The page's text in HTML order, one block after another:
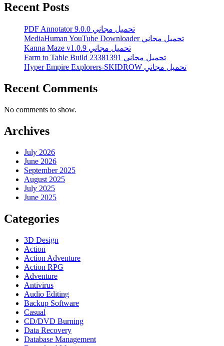
Recent Posts
PDF Annotator 9.0.0 تحميل مجاني
MediaHuman YouTube Downloader تحميل مجاني
Kanna Maze v1.0.9 تحميل مجاني
Farm to Table Build 23381391 تحميل مجاني
Hyper Empire Explorers-SKIDROW تحميل مجاني
Recent Comments
No comments to show.
Archives
July 2026
June 2026
September 2025
August 2025
July 2025
June 2025
Categories
3D Design
Action
Action Adventure
Action RPG
Adventure
Antivirus
Audio Editing
Backup Software
Casual
CD/DVD Burning
Data Recovery
Database Management